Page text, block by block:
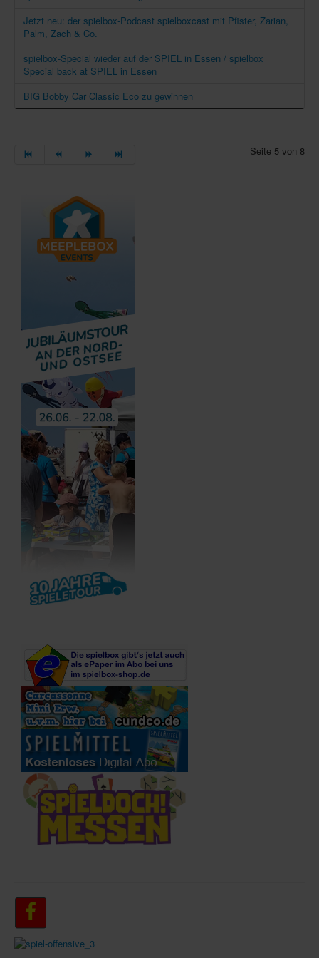
Jetzt neu: der spielbox-Podcast spielboxcast mit Pfister, Zarian,
Palm, Zach & Co.
spielbox-Special wieder auf der SPIEL in Essen / spielbox
Special back at SPIEL in Essen
BIG Bobby Car Classic Eco zu gewinnen
Seite 5 von 8